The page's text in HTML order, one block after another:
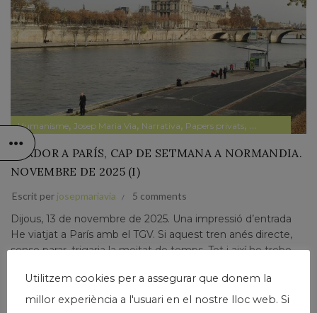
Humanisme, Josep Maria Via, Narrativa, Papers privats, Pensament ,
TARDOR A PARÍS, CAP DE SETMANA A NORMANDIA.
NOVEMBRE DE 2025 (I)
Escrit per josepmariavia 5 comments
Dijous, 13 de novembre de 2025. Una impressió d’entrada
He viatjat a París amb el TGV. Si aquest tren anés directe,
sense parar, trigaria la meitat de temps. Tot i així ho trobo
Llegir Més
Utilitzem cookies per a assegurar que donem la
millor experiència a l'usuari en el nostre lloc web. Si